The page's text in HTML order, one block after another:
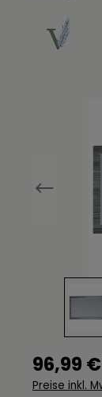
96,99
Preise inkl.